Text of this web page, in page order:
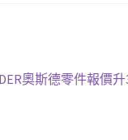
奧斯德零件報價升